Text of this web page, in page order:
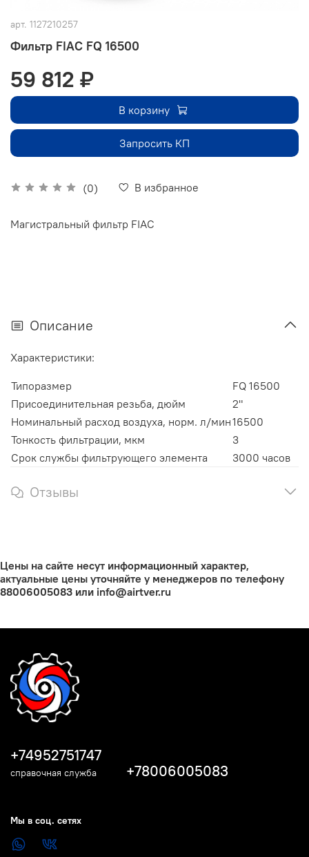
арт. 1127210257
Фильтр FIAC FQ 16500
(0) В избранное
59 812 ₽
В корзину
Запросить КП
Магистральный фильтр FIAC
Описание
Характеристики:
Типоразмер
FQ 16500
Присоединительная резьба, дюйм
2"
Номинальный расход воздуха, норм. л/мин16500
Тонкость фильтрации, мкм
3
Срок службы фильтрующего элемента
3000 часов
Отзывы
Цены на сайте несут информационный характер,
актуальные цены уточняйте у менеджеров по телефону
88006005083 или info@airtver.ru
+74952751747
справочная служба +78006005083
Мы в соц. сетях